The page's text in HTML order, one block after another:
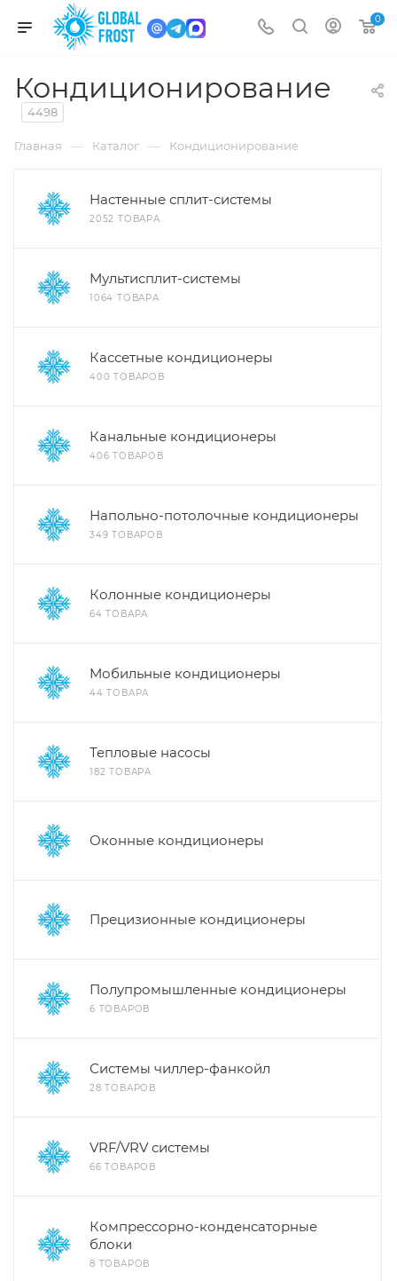
0
Кондиционирование
4498
Главная — Каталог — Кондиционирование
Настенные сплит-системы
2052 ТОВАРА
Мультисплит-системы
1064 ТОВАРА
Кассетные кондиционеры
400 ТОВАРОВ
Канальные кондиционеры
406 ТОВАРОВ
Напольно-потолочные кондиционеры
349 ТОВАРОВ
Колонные кондиционеры
64 ТОВАРА
Мобильные кондиционеры
44 ТОВАРА
Тепловые насосы
182 ТОВАРА
Оконные кондиционеры
Прецизионные кондиционеры
Полупромышленные кондиционеры
6 ТОВАРОВ
Системы чиллер-фанкойл
28 ТОВАРОВ
VRF/VRV системы
66 ТОВАРОВ
Компрессорно-конденсаторные
блоки
8 ТОВАРОВ